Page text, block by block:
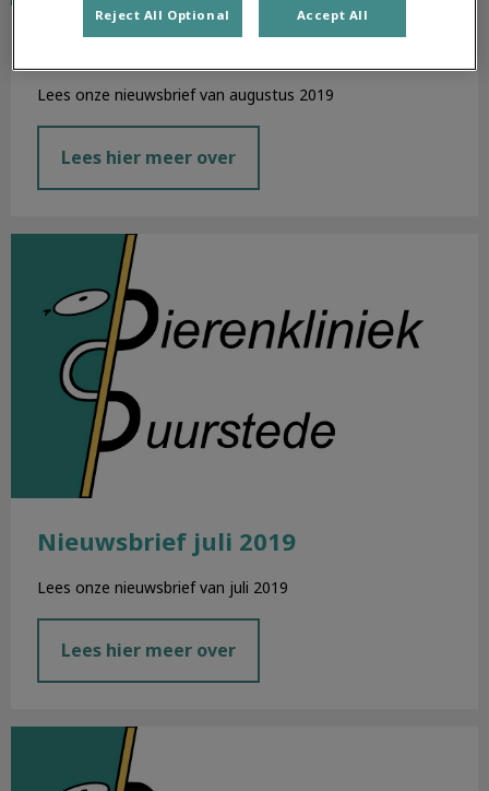
Nieuwsbrief augustus 2019
Lees onze nieuwsbrief van augustus 2019
Lees hier meer over
Nieuwsbrief juli 2019
Nieuwsbrief juli 2019
Lees onze nieuwsbrief van juli 2019
Lees hier meer over
Nieuwsbrief juni 2019
Reject All Optional Accept All